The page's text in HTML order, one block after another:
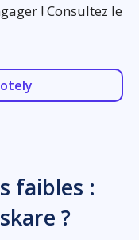
! Consultez le
faibles :
?